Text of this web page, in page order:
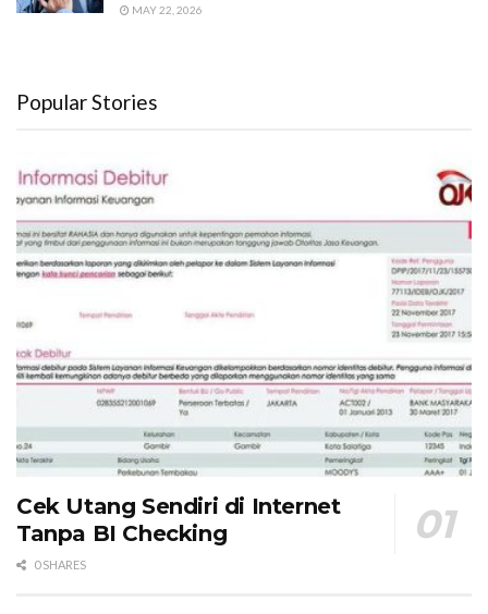
MAY 22, 2026
Popular Stories
Cek Utang Sendiri di Internet
Tanpa BI Checking
0 SHARES